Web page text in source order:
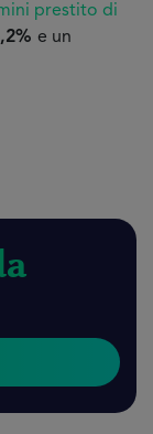
prestito di
e un